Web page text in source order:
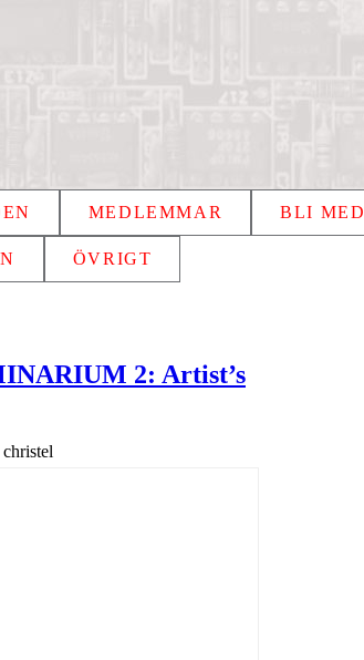
MEDLEMMAR BLI
ÖVRIGT
2: Artist’s